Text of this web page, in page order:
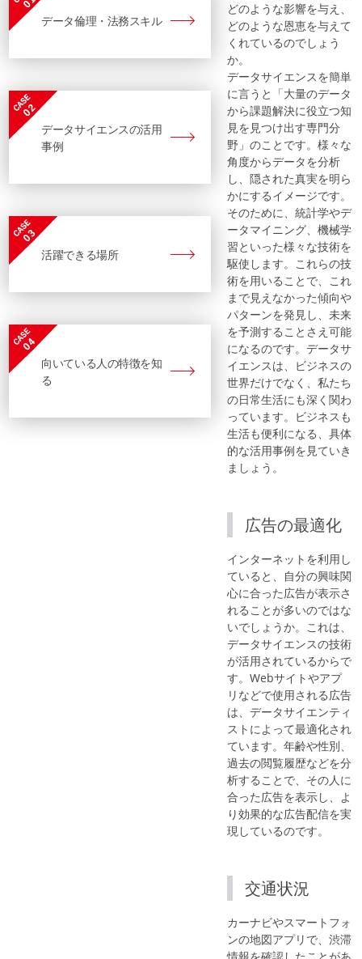
どのような影響を与え、
どのような恩恵を与えて
くれているのでしょう
か。
データサイエンスを簡単
に言うと「大量のデータ
から課題解決に役立つ知
見を見つけ出す専門分
野」のことです。様々な
角度からデータを分析
し、隠された真実を明ら
かにするイメージです。
そのために、統計学やデ
ータマイニング、機械学
習といった様々な技術を
駆使します。これらの技
術を用いることで、これ
まで見えなかった傾向や
パターンを発見し、未来
を予測することさえ可能
になるのです。データサ
イエンスは、ビジネスの
世界だけでなく、私たち
の日常生活にも深く関わ
っています。ビジネスも
生活も便利になる、具体
的な活用事例を見ていき
ましょう。
広告の最適化
インターネットを利用し
ていると、自分の興味関
心に合った広告が表示さ
れることが多いのではな
いでしょうか。これは、
データサイエンスの技術
が活用されているからで
す。Webサイトやアプ
リなどで使用される広告
は、データサイエンティ
ストによって最適化され
ています。年齢や性別、
過去の閲覧履歴などを分
析することで、その人に
合った広告を表示し、よ
り効果的な広告配信を実
現しているのです。
交通状況
カーナビやスマートフォ
ンの地図アプリで、渋滞
データ倫理・法務スキル
データサイエンスの活用
事例
活躍できる場所
向いている人の特徴を知
る